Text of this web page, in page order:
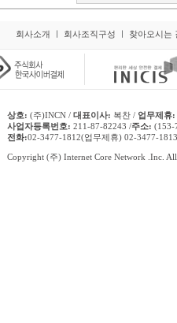
회사소개 회사조직구성 찾아오시는
상호: (주)INCN / 대표이사: 복찬 / 업무제휴:
사업자등록번호: 211-87-82243 /주소: (153-
전화:02-3477-1812(업무제휴) 02-3477-
Copyright (주) Internet Core Network .Inc.